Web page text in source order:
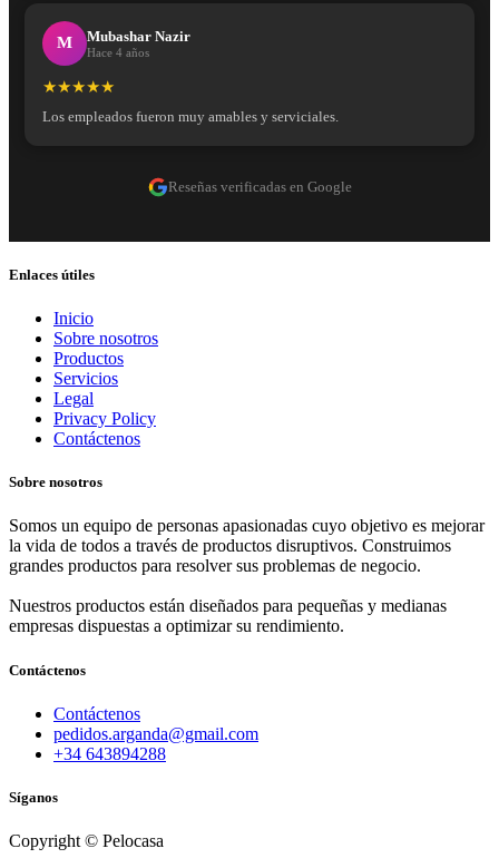
M Mubashar Nazir
Hace 4 años
★★★★★
Los empleados fueron muy amables y serviciales.
Reseñas verificadas en Google
Enlaces útiles
Inicio
Sobre nosotros
Productos
Servicios
Legal
Privacy Policy
Contáctenos
Sobre nosotros
Somos un equipo de personas apasionadas cuyo objetivo es mejorar
la vida de todos a través de productos disruptivos. Construimos
grandes productos para resolver sus problemas de negocio.
Nuestros productos están diseñados para pequeñas y medianas
empresas dispuestas a optimizar su rendimiento.
Contáctenos
Contáctenos
pedidos.arganda@gmail.com
+34 643894288
Síganos
Copyright © Pelocasa